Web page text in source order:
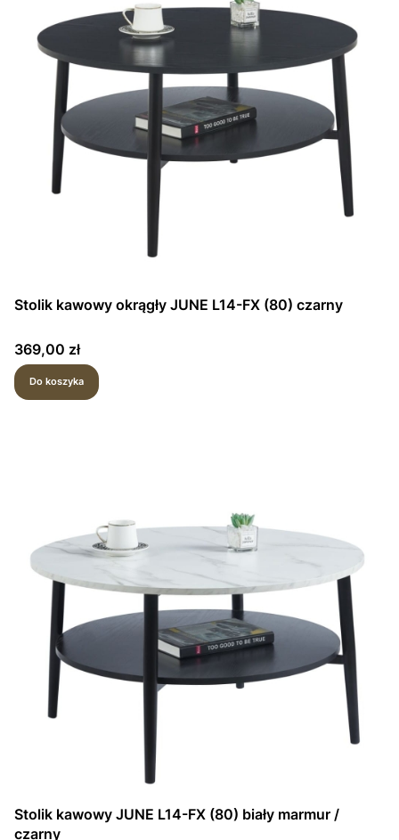
Stolik kawowy okrągły JUNE L14-FX (80) czarny
Cena
369,00 zł
Do koszyka
Stolik kawowy JUNE L14-FX (80) biały marmur /
czarny